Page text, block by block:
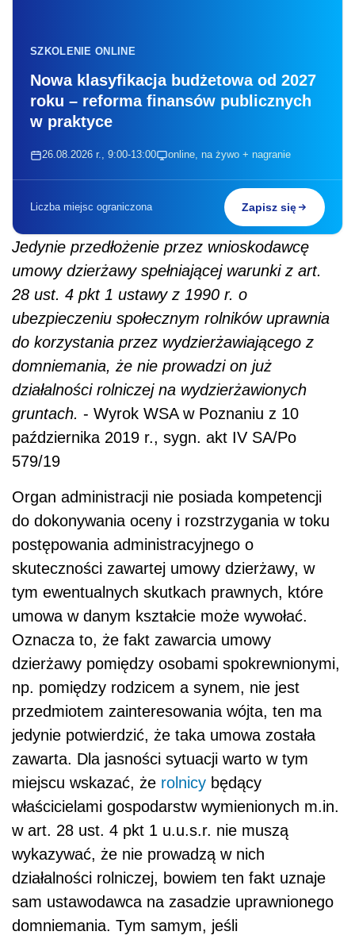
SZKOLENIE ONLINE
Nowa klasyfikacja budżetowa od 2027
roku – reforma finansów publicznych
w praktyce
26.08.2026 r., 9:00-13:00 online, na żywo + nagranie
Liczba miejsc ograniczona Zapisz się
Jedynie przedłożenie przez wnioskodawcę
umowy dzierżawy spełniającej warunki z art.
28 ust. 4 pkt 1 ustawy z 1990 r. o
ubezpieczeniu społecznym rolników uprawnia
do korzystania przez wydzierżawiającego z
domniemania, że nie prowadzi on już
działalności rolniczej na wydzierżawionych
gruntach. - Wyrok WSA w Poznaniu z 10
października 2019 r., sygn. akt IV SA/Po
579/19
Organ administracji nie posiada kompetencji
do dokonywania oceny i rozstrzygania w toku
postępowania administracyjnego o
skuteczności zawartej umowy dzierżawy, w
tym ewentualnych skutkach prawnych, które
umowa w danym kształcie może wywołać.
Oznacza to, że fakt zawarcia umowy
dzierżawy pomiędzy osobami spokrewnionymi,
np. pomiędzy rodzicem a synem, nie jest
przedmiotem zainteresowania wójta, ten ma
jedynie potwierdzić, że taka umowa została
zawarta. Dla jasności sytuacji warto w tym
miejscu wskazać, że rolnicy będący
właścicielami gospodarstw wymienionych m.in.
w art. 28 ust. 4 pkt 1 u.u.s.r. nie muszą
wykazywać, że nie prowadzą w nich
działalności rolniczej, bowiem ten fakt uznaje
sam ustawodawca na zasadzie uprawnionego
domniemania. Tym samym, jeśli